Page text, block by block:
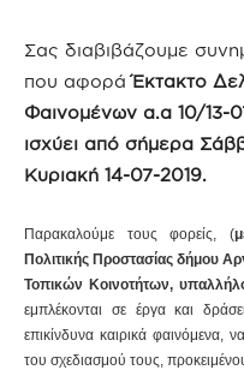
Σας διαβιβάζουμε
που αφοράΈκτακτο
Φαινομένων α.α 10/
ισχύει από σήμερα
Κυριακή 14-07-2019.
Παρακαλούμε τους φορείς, (
Πολιτικής Προστασίας δήμου
Τοπικών Κοινοτήτων,
εμπλέκονται σε έργα και
επικίνδυνα καιρικά φαινόμενα,
του σχεδιασμού τους,